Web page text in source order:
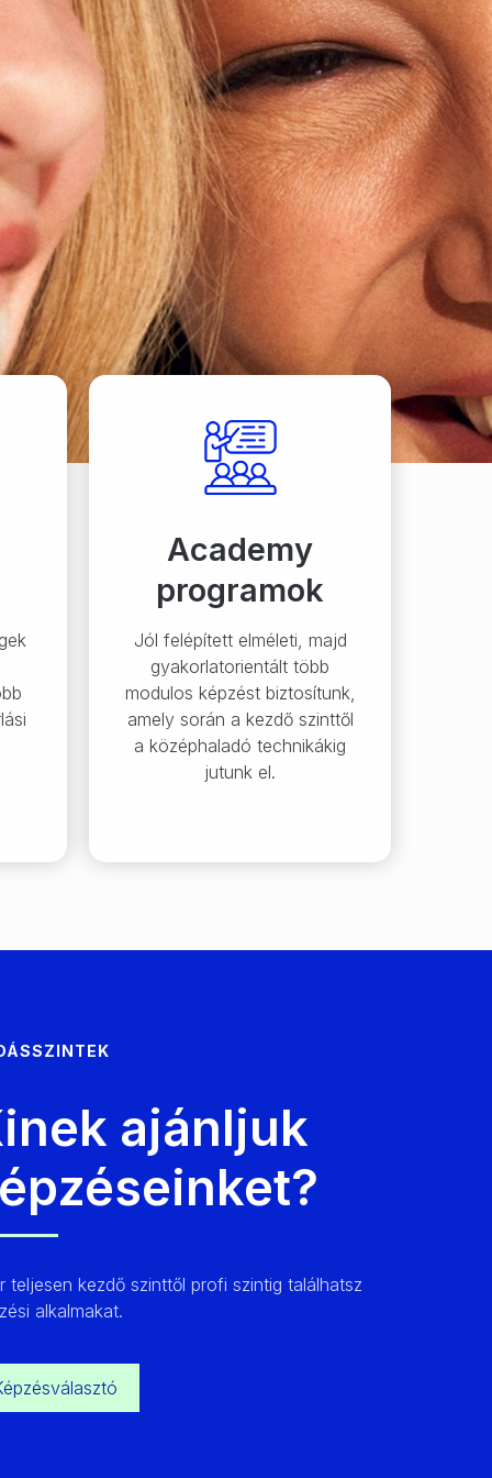
Academy
programok
Jól felépített elméleti, majd
gyakorlatorientált több
modulos képzést biztosítunk,
amely során a kezdő szinttől
a középhaladó technikákig
jutunk el.
bíró, de
kívánó
ajánljuk
teljesen kezdő szinttől profi szintig találhatsz
alkalmakat.